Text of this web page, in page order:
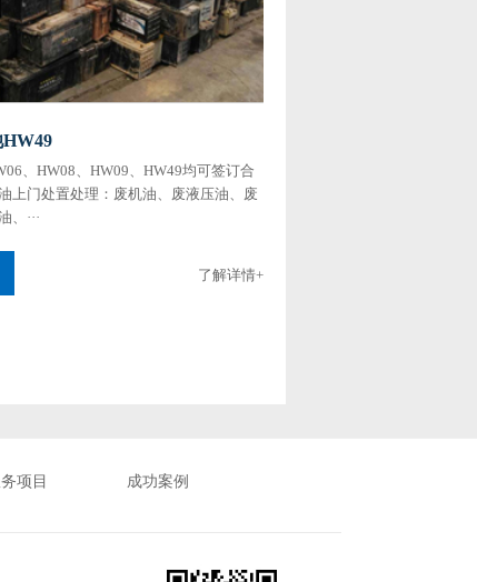
、HW08、HW09、HW49均可签订合
上门处置处理：废机油、废液压油、废
、···
了解详情+
项目
成功案例